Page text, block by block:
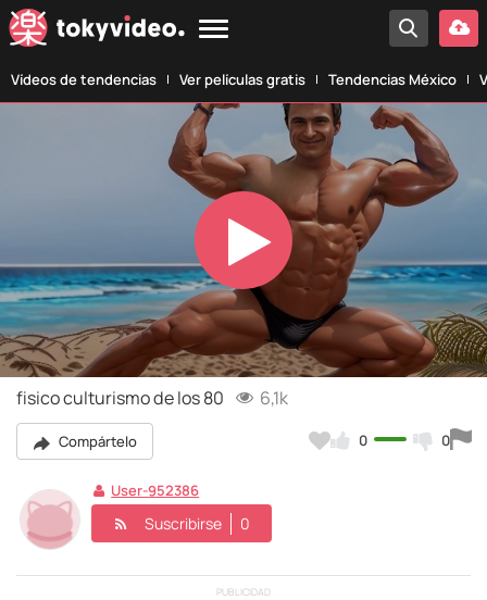
Vídeos de tendencias Ver películas gratis Tendencias México
Play
Video
fisico culturismo de los 80 6,1k
Compártelo 0 0
User-952386
Suscribirse 0
PUBLICIDAD